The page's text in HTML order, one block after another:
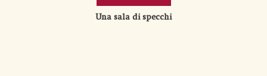
Una sala di specchi